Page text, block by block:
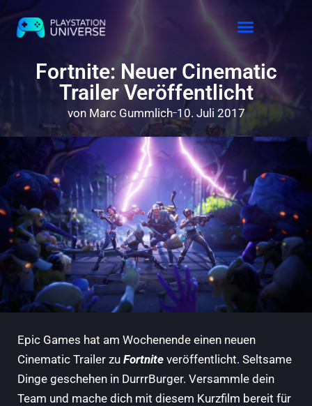
Fortnite: Neuer Cinematic
Trailer Veröffentlicht
von Marc Gummlich 10. Juli 2017
Epic Games hat am Wochenende einen neuen
Cinematic Trailer zu Fortnite veröffentlicht. Seltsame
Dinge geschehen in DurrrBurger. Versammle dein
Team und mache dich mit diesem Kurzfilm bereit für